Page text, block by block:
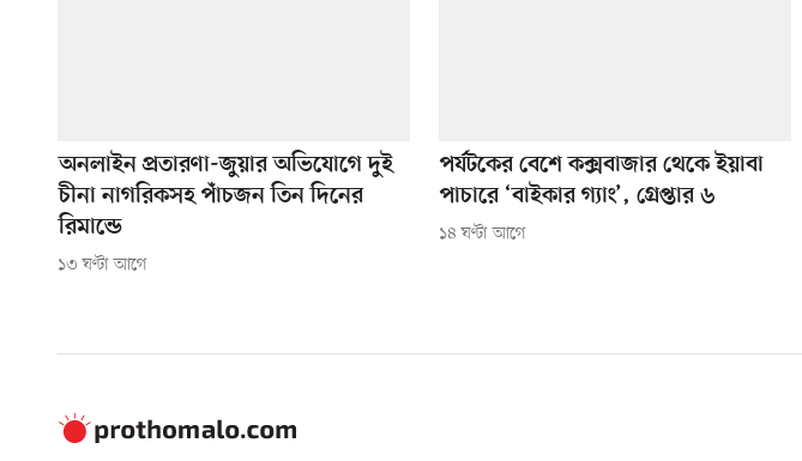
অনলাইন প্রতারণা-জুয়ার অভিযোগে দুই
চীনা নাগরিকসহ পাঁচজন তিন দিনের
রিমান্ডে
১৩ ঘণ্টা আগে
পর্যটকের বেশে কক্সবাজার থেকে ইয়াবা
পাচারে ‘বাইকার গ্যাং’, গ্রেপ্তার ৬
১৪ ঘণ্টা আগে